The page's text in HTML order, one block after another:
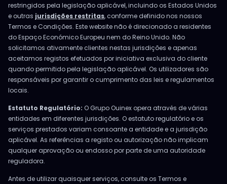
restringidos pela legislação aplicável, incluindo os Estados Unidos
e outras jurisdições restritas, conforme definido nos nossos
Termos e Condições. Este website não é direcionado a residentes
do Espaço Económico Europeu nem do Reino Unido. Não
solicitamos ativamente clientes nestas jurisdições e apenas
aceitamos registos efetuados por iniciativa exclusiva do cliente
quando permitido pela legislação aplicável. Os utilizadores são
responsáveis por garantir o cumprimento das leis e regulamentos
locais.
Estatuto Regulatório: O Grupo Ouinex opera através de várias
entidades em diferentes jurisdições. O estatuto regulatório e os
serviços prestados variam consoante a entidade e a jurisdição
aplicável. As referências a registo ou autorização não implicam
qualquer aprovação ou endosso por parte de uma autoridade
reguladora.
Antes de utilizar quaisquer serviços, consulte os Termos e